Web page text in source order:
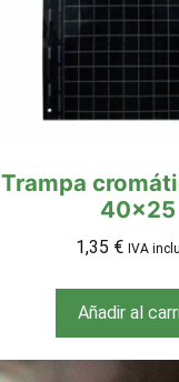
Trampa
40×25
1,35 € IVA
Añadir al